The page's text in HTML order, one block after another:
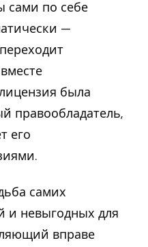
сами по себе
—
была
правообладатель,
его
самих
и невыгодных для
вправе